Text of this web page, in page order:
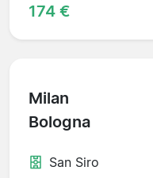
174 €
Milan
Bologna
San Siro